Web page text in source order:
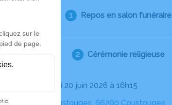
Repos en salon funéraire
Cérémonie religieuse
Le samedi 20 juin 2026 à 16h15
Église Coustouges, 66260 Coustouges